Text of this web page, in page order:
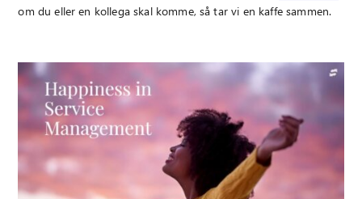
om du eller en kollega skal komme, så tar vi en kaffe sammen.